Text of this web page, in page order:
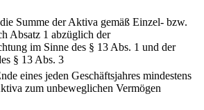
Summe der Aktiva gemäß Einzel- bzw.
Absatz 1 abzüglich der
im Sinne des § 13 Abs. 1 und der
§ 13 Abs. 3
eines jeden Geschäftsjahres mindestens
zum unbeweglichen Vermögen